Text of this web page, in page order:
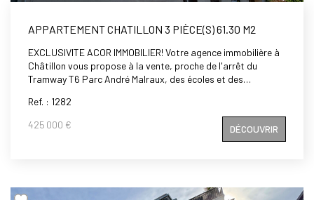
APPARTEMENT CHATILLON 3 PIÈCE(S) 61.30 M2
EXCLUSIVITE ACOR IMMOBILIER! Votre agence immobilière à
Châtillon vous propose à la vente, proche de l'arrêt du
Tramway T6 Parc André Malraux, des écoles et des
espaces verts, au deuxième étage, un appartement de 3
pièces de 61,30 m2 en double exposition, comprenant:
entrée, cuisine aménagée et équipée, séjour donnant sur
balcon exposé ouest, salle de bains, deux chambres avec
Ref. : 1282
425 000 €
DÉCOUVRIR